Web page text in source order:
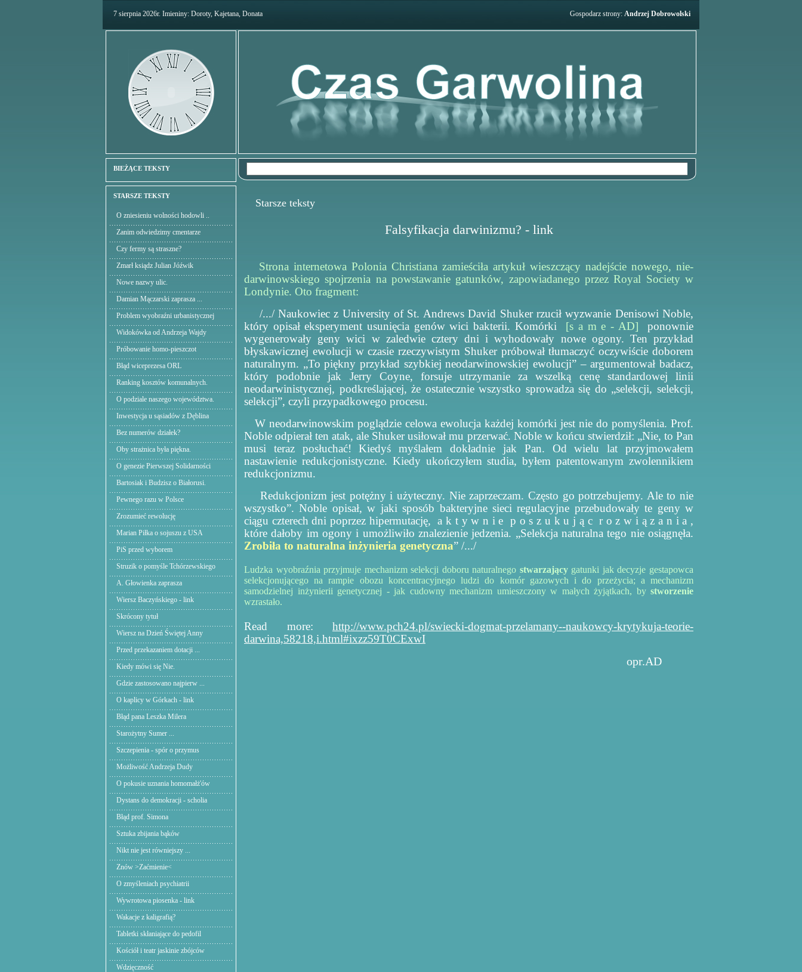
7 sierpnia 2026r. Imieniny: Doroty, Kajetana, Donata Gospodarz strony: Andrzej Dobrowolski
BIEŻĄCE TEKSTY
STARSZE TEKSTY
O zniesieniu wolności hodowli ..
Zanim odwiedzimy cmentarze
Czy fermy są straszne?
Zmarł ksiądz Julian Jóźwik
Nowe nazwy ulic.
Damian Mączarski zaprasza ...
Problem wyobraźni urbanistycznej
Widokówka od Andrzeja Wajdy
Próbowanie homo-pieszczot
Błąd wiceprezesa ORL
Ranking kosztów komunalnych.
O podziale naszego województwa.
Inwestycja u sąsiadów z Dęblina
Bez numerów działek?
Oby strażnica była piękna.
O genezie Pierwszej Solidarności
Bartosiak i Budzisz o Białorusi.
Pewnego razu w Polsce
Zrozumieć rewolucję
Marian Piłka o sojuszu z USA
PiS przed wyborem
Struzik o pomyśle Tchórzewskiego
A. Głowienka zaprasza
Wiersz Baczyńskiego - link
Skrócony tytuł
Wiersz na Dzień Świętej Anny
Przed przekazaniem dotacji ...
Kiedy mówi się Nie.
Gdzie zastosowano najpierw ...
O kaplicy w Górkach - link
Błąd pana Leszka Milera
Starożytny Sumer ...
Szczepienia - spór o przymus
Możliwość Andrzeja Dudy
O pokusie uznania homomałż'ów
Dystans do demokracji - scholia
Błąd prof. Simona
Sztuka zbijania bąków
Nikt nie jest równiejszy ...
Znów >Zaćmienie<
O zmyśleniach psychiatrii
Wywrotowa piosenka - link
Wakacje z kaligrafią?
Tabletki skłaniające do pedofil
Kościół i teatr jaskinie zbójców
Wdzięczność
Starsze teksty
Falsyfikacja darwinizmu? - link
Strona internetowa Polonia Christiana zamieściła artykuł wieszczący nadejście nowego, nie-
darwinowskiego spojrzenia na powstawanie gatunków, zapowiadanego przez Royal Society w
Londynie. Oto fragment:
/.../ Naukowiec z University of St. Andrews David Shuker rzucił wyzwanie Denisowi Noble,
który opisał eksperyment usunięcia genów wici bakterii. Komórki [s a m e - AD] ponownie
wygenerowały geny wici w zaledwie cztery dni i wyhodowały nowe ogony. Ten przykład
błyskawicznej ewolucji w czasie rzeczywistym Shuker próbował tłumaczyć oczywiście doborem
naturalnym. „To piękny przykład szybkiej neodarwinowskiej ewolucji” – argumentował badacz,
który podobnie jak Jerry Coyne, forsuje utrzymanie za wszelką cenę standardowej linii
neodarwinistycznej, podkreślającej, że ​​ostatecznie wszystko sprowadza się do „selekcji, selekcji,
selekcji”, czyli przypadkowego procesu.
W neodarwinowskim poglądzie celowa ewolucja każdej komórki jest nie do pomyślenia. Prof.
Noble odpierał ten atak, ale Shuker usiłował mu przerwać. Noble w końcu stwierdził: „Nie, to Pan
musi teraz posłuchać! Kiedyś myślałem dokładnie jak Pan. Od wielu lat przyjmowałem
nastawienie redukcjonistyczne. Kiedy ukończyłem studia, byłem patentowanym zwolennikiem
redukcjonizmu.
Redukcjonizm jest potężny i użyteczny. Nie zaprzeczam. Często go potrzebujemy. Ale to nie
wszystko”. Noble opisał, w jaki sposób bakteryjne sieci regulacyjne przebudowały te geny w
ciągu czterech dni poprzez hipermutację, a k t y w n i e p o s z u k u j ą c r o z w i ą z a n i a ,
które dałoby im ogony i umożliwiło znalezienie jedzenia. „Selekcja naturalna tego nie osiągnęła.
Zrobiła to naturalna inżynieria genetyczna” /.../
Ludzka wyobraźnia przyjmuje mechanizm selekcji doboru naturalnego stwarzającygatunki jak decyzje gestapowca
selekcjonującego na rampie obozu koncentracyjnego ludzi do komór gazowych i do przeżycia; a mechanizm
samodzielnej inżynierii genetycznej - jak cudowny mechanizm umieszczony w małych żyjątkach, by stworzenie
wzrastało.
Read more: http://www.pch24.pl/swiecki-dogmat-przelamany--naukowcy-krytykuja-teorie-
darwina,58218,i.html#ixzz59T0CExwI
opr.AD